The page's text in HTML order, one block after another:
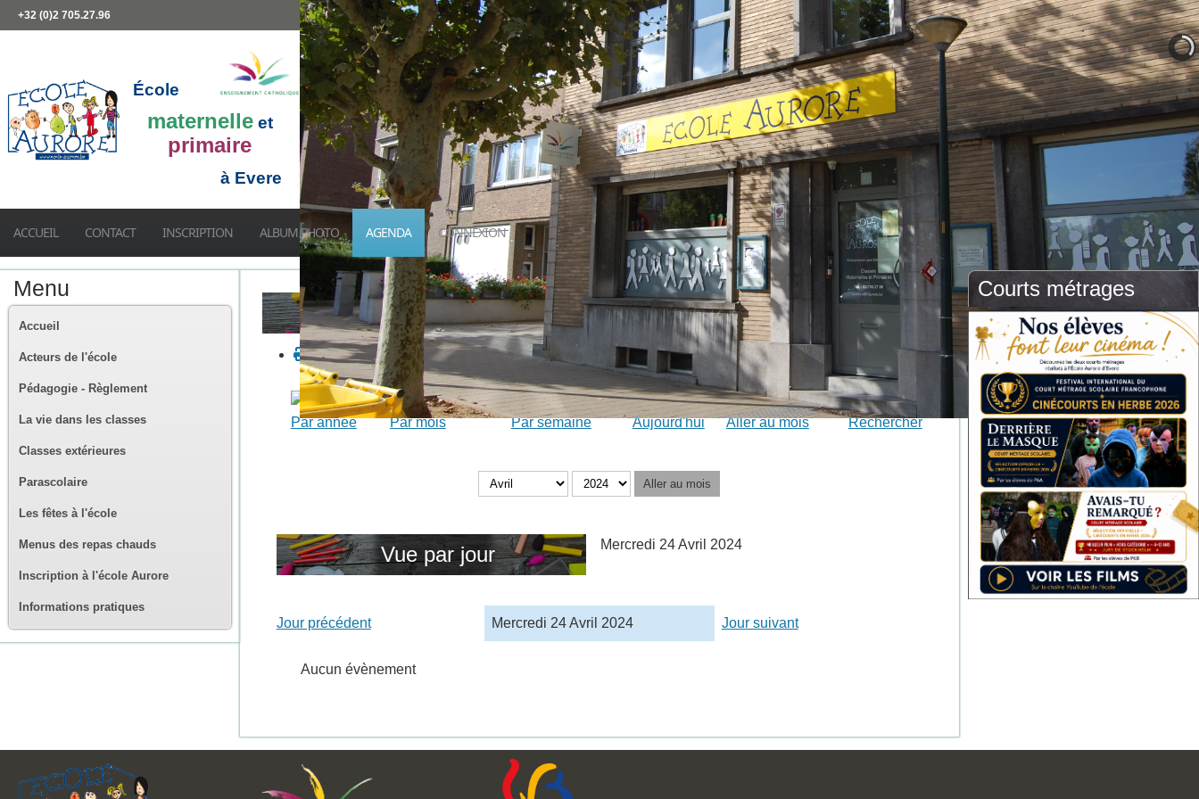
+32 (0)2 705.27.96
École
maternelle et
primaire
à Evere
ACCUEIL CONTACT INSCRIPTION ALBUM PHOTO AGENDA CONNEXION
Menu
Accueil
Acteurs de l'école
Pédagogie - Règlement
La vie dans les classes
Classes extérieures
Parascolaire
Les fêtes à l'école
Menus des repas chauds
Inscription à l'école Aurore
Informations pratiques
Calendrier
Par année Par mois Par semaine Aujourd'hui Aller au mois Rechercher
Aller au mois
Vue par jour Mercredi 24 Avril 2024
Jour précédent Mercredi 24 Avril 2024 Jour suivant
Aucun évènement
Courts métrages